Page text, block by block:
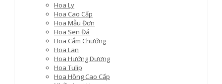
Hoa Ly
Hoa Cao Cấp
Hoa Mẫu Đơn
Hoa Sen Đá
Hoa Cẩm Chướng
Hoa Lan
Hoa Hướng Dương
Hoa Tulip
Hoa Hồng Cao Cấp